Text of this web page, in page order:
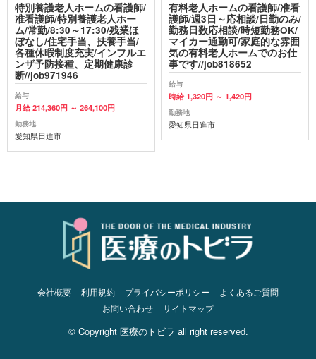
特別養護老人ホームの看護師/
准看護師/特別養護老人ホー
ム/常勤/8:30～17:30/残業ほ
ぼなし/住宅手当、扶養手当/
各種休暇制度充実/インフルエ
ンザ予防接種、定期健康診
断//job971946
給与
月給 214,360円 ～ 264,100円
勤務地
愛知県日進市
有料老人ホームの看護師/准看
護師/週3日～応相談/日勤のみ/
勤務日数応相談/時短勤務OK/
マイカー通勤可/家庭的な雰囲
気の有料老人ホームでのお仕
事です//job818652
給与
時給 1,320円 ～ 1,420円
勤務地
愛知県日進市
会社概要 利用規約 プライバシーポリシー
よくあるご質問
お問い合わせ
サイトマップ
© Copyright 医療のトビラ all right reserved.